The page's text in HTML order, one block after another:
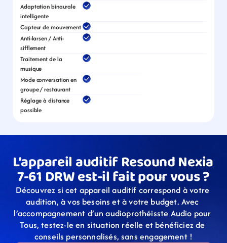
Adaptation binaurale
intelligente
Capteur de mouvement
Anti-larsen / Anti-
sifflement
Traitement de la
musique
Mode conversation en
groupe / restaurant
Réglage à distance
possible
L’appareil auditif Resound Nexia
7-61 DRW est-il fait pour vous ?
Découvrez si cet appareil auditif correspond à votre
audition, à vos besoins et à votre budget. Avec
l’accompagnement d’un audioprothéisste Audio pour
Tous, testez-le en situation réelle et bénéficiez de
conseils personnalisés, sans engagement !